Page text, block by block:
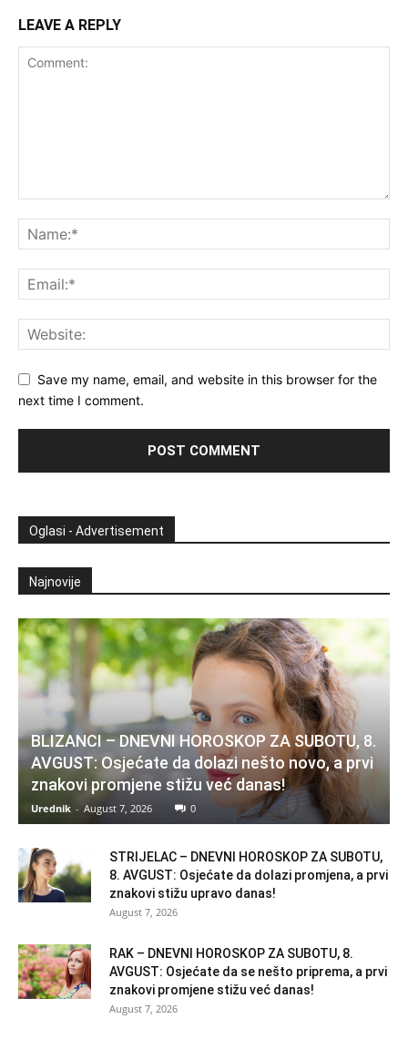
LEAVE A REPLY
Save my name, email, and website in this browser for the
next time I comment.
Oglasi - Advertisement
Najnovije
BLIZANCI – DNEVNI HOROSKOP ZA SUBOTU, 8.
AVGUST: Osjećate da dolazi nešto novo, a prvi
znakovi promjene stižu već danas!
Urednik - August 7, 2026 0
STRIJELAC – DNEVNI HOROSKOP ZA SUBOTU,
8. AVGUST: Osjećate da dolazi promjena, a prvi
znakovi stižu upravo danas!
August 7, 2026
RAK – DNEVNI HOROSKOP ZA SUBOTU, 8.
AVGUST: Osjećate da se nešto priprema, a prvi
znakovi promjene stižu već danas!
August 7, 2026